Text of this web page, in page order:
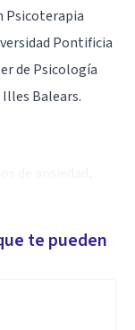
Psicoterapia
Pontificia
de Psicología
Balears.
te pueden